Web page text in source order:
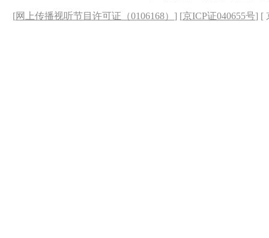
[网上传播视听节目许可证（0106168） ] [京ICP证040655号] [